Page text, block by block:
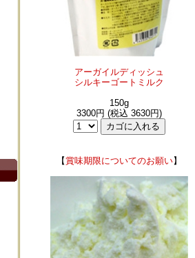
アーガイルディッシュ
シルキーゴートミルク
150g
3300円 (税込 3630円)
【賞味期限についてのお願い】